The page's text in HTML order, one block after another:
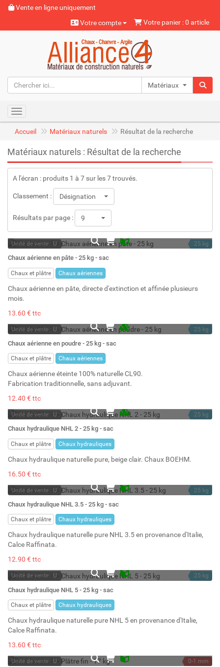
Vente en ligne uniquement
Votre compte
Votre panier : 0 article
Matériaux naturels
Toggle navigation
Accueil Matériaux naturels Résultat de la recherche
Matériaux naturels : Résultat de la recherche
A l'écran : produits 1 à 7 sur les 7 trouvés.
Classement : Désignation
Résultats par page : 9
Unité de vente : U
En stock
Stock : 41
25 kg
Chaux aérienne en pâte - 25 kg - sac
Chaux et plâtre Chaux aériennes
Chaux aérienne en pâte, directe d'extinction et affinée plusieurs
mois.
13.60 € ttc
Unité de vente : U
En stock permanent
Stock : 1000
25 kg
Chaux aérienne en poudre - 25 kg - sac
Chaux et plâtre Chaux aériennes
Chaux aérienne éteinte 100% naturelle CL90.
Fabrication traditionnelle, sans adjuvant.
12.40 € ttc
Unité de vente : U
En stock permanent
Stock : 714
25 kg
Chaux hydraulique NHL 2 - 25 kg - sac
Chaux et plâtre Chaux hydrauliques
Chaux hydraulique naturelle pure, beige clair. Chaux BOEHM.
16.50 € ttc
Unité de vente : U
En stock
Stock : 305
25 kg
Chaux hydraulique NHL 3.5 - 25 kg - sac
Chaux et plâtre Chaux hydrauliques
Chaux hydraulique naturelle pure NHL 3.5 en provenance d'Italie,
Calce Raffinata.
12.90 € ttc
Unité de vente : U
En stock
Stock : 410
25 kg
Chaux hydraulique NHL 5 - 25 kg - sac
Chaux et plâtre Chaux hydrauliques
Chaux hydraulique naturelle pure NHL 5 en provenance d'Italie,
Calce Raffinata.
13.60 € ttc
Unité de vente : U
0-1 mm